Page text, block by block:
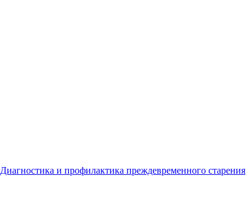
Диагностика и профилактика преждевременного старения